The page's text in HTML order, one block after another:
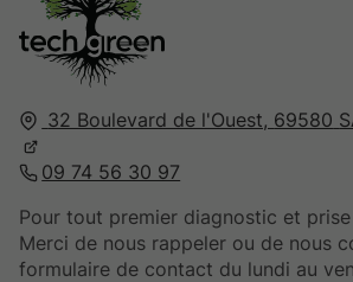
32 Boulevard de l'Ouest, 69580
09 74 56 30 97
Pour tout premier diagnostic et
Merci de nous rappeler ou de nous
formulaire de contact du lundi au